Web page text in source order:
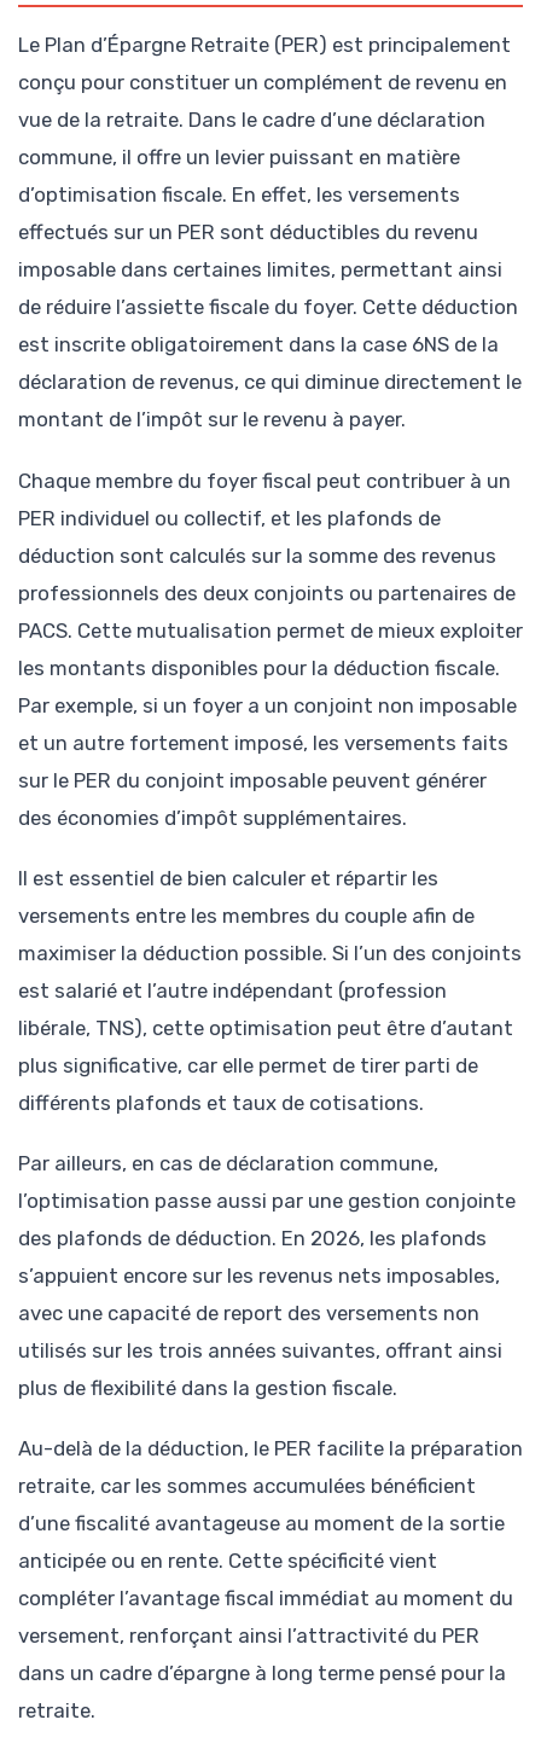
Le Plan d’Épargne Retraite (PER) est principalement
conçu pour constituer un complément de revenu en
vue de la retraite. Dans le cadre d’une déclaration
commune, il offre un levier puissant en matière
d’optimisation fiscale. En effet, les versements
effectués sur un PER sont déductibles du revenu
imposable dans certaines limites, permettant ainsi
de réduire l’assiette fiscale du foyer. Cette déduction
est inscrite obligatoirement dans la case 6NS de la
déclaration de revenus, ce qui diminue directement le
montant de l’impôt sur le revenu à payer.
Chaque membre du foyer fiscal peut contribuer à un
PER individuel ou collectif, et les plafonds de
déduction sont calculés sur la somme des revenus
professionnels des deux conjoints ou partenaires de
PACS. Cette mutualisation permet de mieux exploiter
les montants disponibles pour la déduction fiscale.
Par exemple, si un foyer a un conjoint non imposable
et un autre fortement imposé, les versements faits
sur le PER du conjoint imposable peuvent générer
des économies d’impôt supplémentaires.
Il est essentiel de bien calculer et répartir les
versements entre les membres du couple afin de
maximiser la déduction possible. Si l’un des conjoints
est salarié et l’autre indépendant (profession
libérale, TNS), cette optimisation peut être d’autant
plus significative, car elle permet de tirer parti de
différents plafonds et taux de cotisations.
Par ailleurs, en cas de déclaration commune,
l’optimisation passe aussi par une gestion conjointe
des plafonds de déduction. En 2026, les plafonds
s’appuient encore sur les revenus nets imposables,
avec une capacité de report des versements non
utilisés sur les trois années suivantes, offrant ainsi
plus de flexibilité dans la gestion fiscale.
Au-delà de la déduction, le PER facilite la préparation
retraite, car les sommes accumulées bénéficient
d’une fiscalité avantageuse au moment de la sortie
anticipée ou en rente. Cette spécificité vient
compléter l’avantage fiscal immédiat au moment du
versement, renforçant ainsi l’attractivité du PER
dans un cadre d’épargne à long terme pensé pour la
retraite.